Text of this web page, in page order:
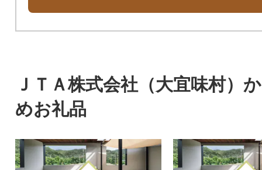
ＪＴＡ株式会社（大宜味村）
めお礼品